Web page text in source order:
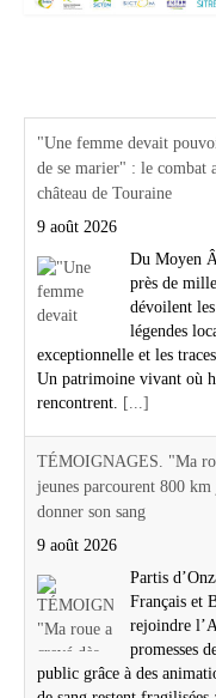
"Une femme devait
de se marier" : le combat
château de Touraine
9 août 2026
Du Moyen
près de
dévoilent
légendes
exceptionnelle et les
Un patrimoine vivant où
rencontrent. [...]
TÉMOIGNAGES. "Ma
jeunes parcourent 800
donner son sang
9 août 2026
Partis
Français et
rejoindre
promesses
public grâce à des